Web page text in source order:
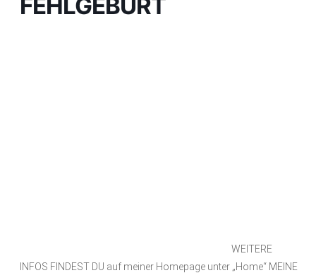
FEHLGEBURT
WEITERE
INFOS FINDEST DU auf meiner Homepage unter „Home“ MEINE